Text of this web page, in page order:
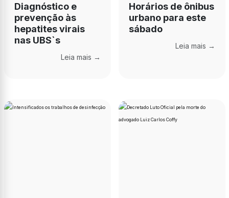
Diagnóstico e
prevenção às
hepatites virais
nas UBS`s
Leia mais →
Horários de ônibus
urbano para este
sábado
Leia mais →